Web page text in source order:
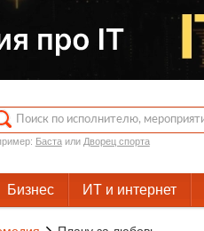
Бастаили Дворец спорта
Бизнес ИТ и интернет